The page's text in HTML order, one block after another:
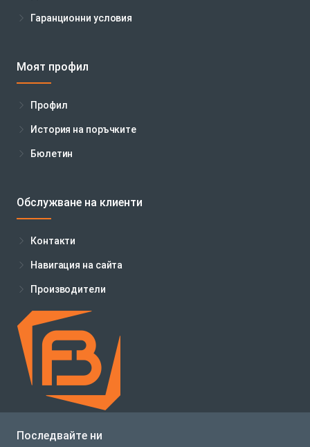
Гаранционни условия
Моят профил
Профил
История на поръчките
Бюлетин
Обслужване на клиенти
Контакти
Навигация на сайта
Производители
Последвайте ни